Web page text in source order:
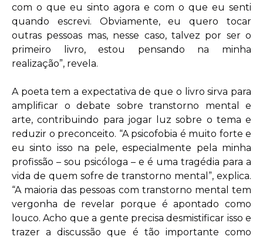
com o que eu sinto agora e com o que eu senti
quando escrevi. Obviamente, eu quero tocar
outras pessoas mas, nesse caso, talvez por ser o
primeiro livro, estou pensando na minha
realização”, revela.
A poeta tem a expectativa de que o livro sirva para
amplificar o debate sobre transtorno mental e
arte, contribuindo para jogar luz sobre o tema e
reduzir o preconceito. “A psicofobia é muito forte e
eu sinto isso na pele, especialmente pela minha
profissão – sou psicóloga – e é uma tragédia para a
vida de quem sofre de transtorno mental”, explica.
“A maioria das pessoas com transtorno mental tem
vergonha de revelar porque é apontado como
louco. Acho que a gente precisa desmistificar isso e
trazer a discussão que é tão importante como